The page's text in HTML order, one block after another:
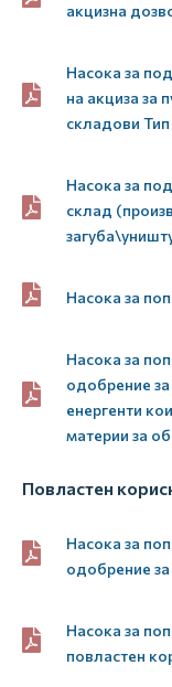
акцизна
Насока за
на акциза за
складови Тип
Насока за
склад
Насока за
Насока за
одобрение
енергенти
материи за
Повластен
Насока за
одобрение
Насока за
повластен